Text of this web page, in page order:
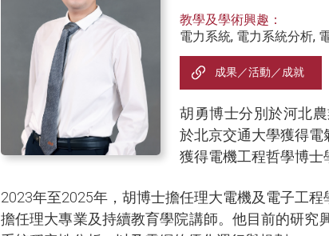
教學及學術興趣：
電力系統, 電力系統分析,
成果／活動／成就
胡勇博士分別於河北
於北京交通大學獲得電
獲得電機工程哲學博士
2023年至2025年，胡博士擔任理大電機及電子工
擔任理大專業及持續教育學院講師。他目前的研究